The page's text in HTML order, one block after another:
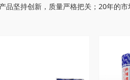
品坚持创新，质量严格把关；20年的